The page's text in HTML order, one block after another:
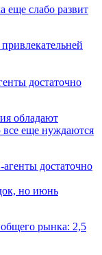
слабо развит
достаточно
обладают
еще нуждаются
но июнь
общего рынка: 2,5